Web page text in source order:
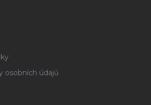
osobních údajů